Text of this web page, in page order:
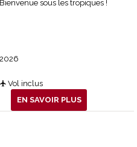
sous les tropiques !
Vol inclus
EN SAVOIR PLUS